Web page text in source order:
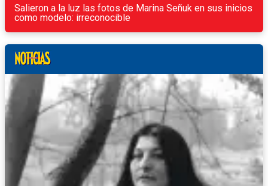
Salieron a la luz las fotos de Marina Señuk en sus inicios
como modelo: irreconocible